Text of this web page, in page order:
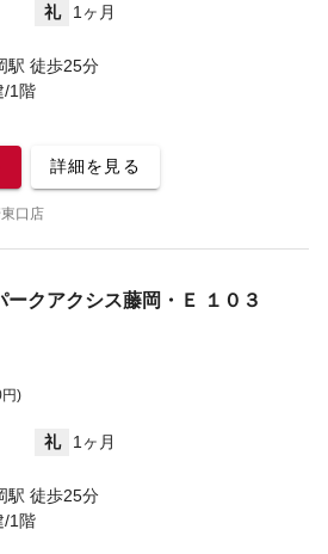
礼
1ヶ月
駅 徒歩25分
/1階
詳細を見る
口店
ークアクシス藤岡・Ｅ １０３
)
礼
1ヶ月
駅 徒歩25分
/1階